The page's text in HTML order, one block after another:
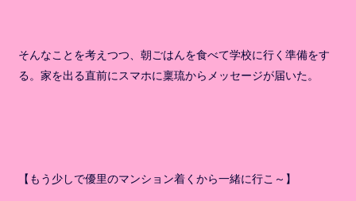
そんなことを考えつつ、朝ごはんを食べて学校に行く準備をす
る。家を出る直前にスマホに稟琉からメッセージが届いた。
【もう少しで優里のマンション着くから一緒に行こ～】